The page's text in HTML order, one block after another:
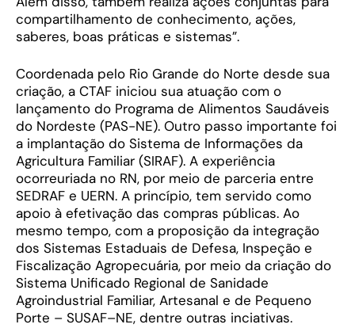
compartilhamento de conhecimento, ações,
saberes, boas práticas e sistemas”.
Coordenada pelo Rio Grande do Norte desde sua
criação, a CTAF iniciou sua atuação com o
lançamento do Programa de Alimentos Saudáveis
do Nordeste (PAS-NE). Outro passo importante foi
a implantação do Sistema de Informações da
Agricultura Familiar (SIRAF). A experiência
ocorreuriada no RN, por meio de parceria entre
SEDRAF e UERN. A princípio, tem servido como
apoio à efetivação das compras públicas. Ao
mesmo tempo, com a proposição da integração
dos Sistemas Estaduais de Defesa, Inspeção e
Fiscalização Agropecuária, por meio da criação do
Sistema Unificado Regional de Sanidade
Agroindustrial Familiar, Artesanal e de Pequeno
Porte – SUSAF–NE, dentre outras inciativas.